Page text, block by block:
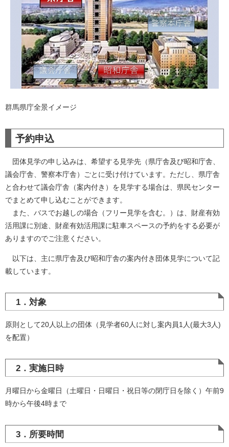
群馬県庁全景イメージ
予約申込
団体見学の申し込みは、希望する見学先（県庁舎及び昭和庁舎、
議会庁舎、警察本庁舎）ごとに受け付けています。ただし、県庁舎
と合わせて議会庁舎（案内付き）を見学する場合は、県民センター
でまとめて申し込むことができます。
また、バスでお越しの場合（フリー見学を含む。）は、財産有効
活用課に別途、財産有効活用課に駐車スペースの予約をする必要が
ありますのでご注意ください。
以下は、主に県庁舎及び昭和庁舎の案内付き団体見学について記
載しています。
1．対象
原則として20人以上の団体（見学者60人に対し案内員1人(最大3人)
を配置）
2．実施日時
月曜日から金曜日（土曜日・日曜日・祝日等の閉庁日を除く）午前9
時から午後4時まで
3．所要時間